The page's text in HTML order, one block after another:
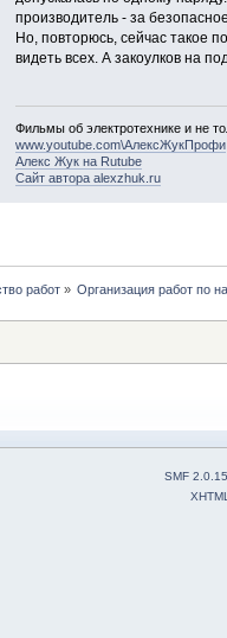
производитель - за
Но, повторюсь, сейчас такое
видеть всех. А закоулков на
Фильмы об электротехнике и не
www.youtube.com\АлексЖукПрофи
Алекс Жук на Rutube
Сайт автора alexzhuk.ru
работ» Организация работ по
SMF 2.0.15